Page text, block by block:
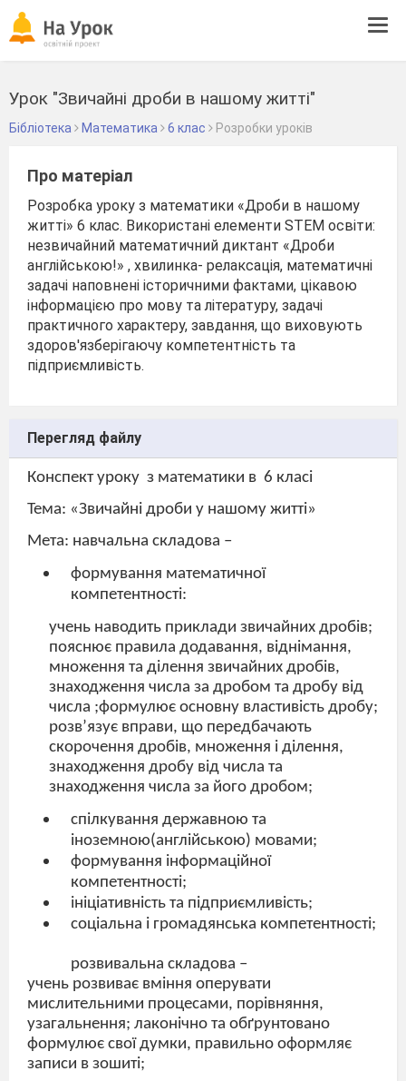
Урок "Звичайні дроби в нашому житті"
Бібліотека Математика 6 клас Розробки уроків
Про матеріал
Розробка уроку з математики «Дроби в нашому
житті» 6 клас. Використані елементи STEM освіти:
незвичайний математичний диктант «Дроби
англійською!» , хвилинка- релаксація, математичні
задачі наповнені історичними фактами, цікавою
інформацією про мову та літературу, задачі
практичного характеру, завдання, що виховують
здоров'язберігаючу компетентність та
підприємливість.
Перегляд файлу
Конспект уроку з математики в 6 класі
Тема: «Звичайні дроби у нашому житті»
Мета: навчальна складова –
формування математичної
компетентності:
учень наводить приклади звичайних дробів;
пояснює правила додавання, віднімання,
множення та ділення звичайних дробів,
знаходження числа за дробом та дробу від
числа ;формулює основну властивість дробу;
розв’язує вправи, що передбачають
скорочення дробів, множення і ділення,
знаходження дробу від числа та
знаходження числа за його дробом;
спілкування державною та
іноземною(англійською) мовами;
формування інформаційної
компетентності;
ініціативність та підприємливість;
соціальна і громадянська компетентності;
розвивальна складова –
учень розвиває вміння оперувати
мислительними процесами, порівняння,
узагальнення; лаконічно та обґрунтовано
формулює свої думки, правильно оформляє
записи в зошиті;